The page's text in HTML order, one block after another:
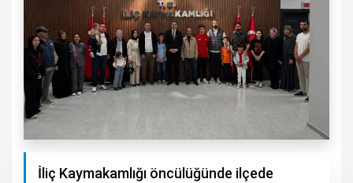
İliç Kaymakamlığı öncülüğünde ilçede